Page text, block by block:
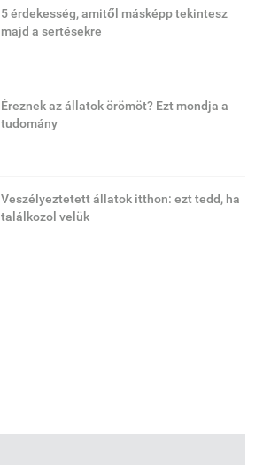
5 érdekesség, amitől másképp tekintesz
majd a sertésekre
Éreznek az állatok örömöt? Ezt mondja a
tudomány
Veszélyeztetett állatok itthon: ezt tedd, ha
találkozol velük